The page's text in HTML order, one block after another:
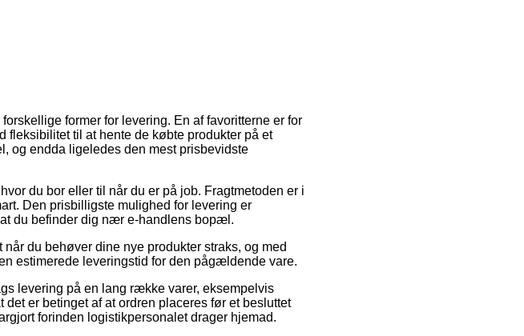
former for levering. En af favoritterne er for
fleksibilitet til at hente de købte produkter på et
og endda ligeledes den mest prisbevidste
du bor eller til når du er på job. Fragtmetoden er i
Den prisbilligste mulighed for levering er
du befinder dig nær e-handlens bopæl.
du behøver dine nye produkter straks, og med
estimerede leveringstid for den pågældende vare.
levering på en lang række varer, eksempelvis
er betinget af at ordren placeres før et besluttet
forinden logistikpersonalet drager hjemad.